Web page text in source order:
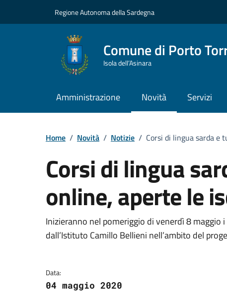
Regione Autonoma della Sardegna
Comune di Porto
Isola dell’Asinara
Amministrazione Novità Servizi
Home / Novità / Notizie / Corsi di lingua sarda e
Corsi di lingua
online, aperte le
Dettagli della notizia
Inizieranno nel pomeriggio di venerdì 8
dall’Istituto Camillo Bellieni nell’ambito del
Data:
04 maggio 2020